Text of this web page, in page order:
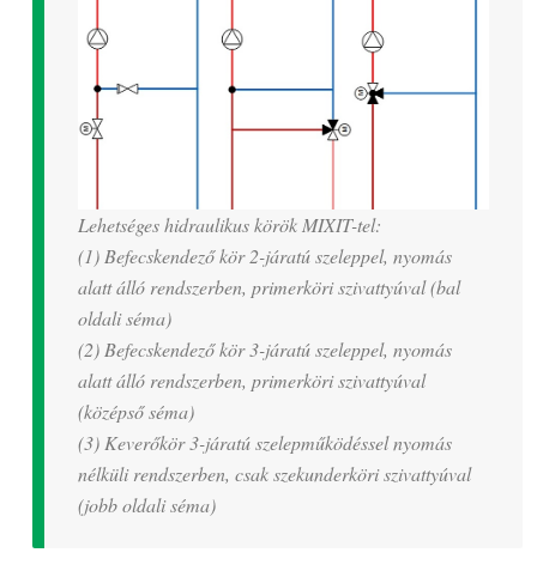
Lehetséges hidraulikus körök MIXIT-tel:
(1) Befecskendező kör 2-járatú szeleppel, nyomás
alatt álló rendszerben, primerköri szivattyúval (bal
oldali séma)
(2) Befecskendező kör 3-járatú szeleppel, nyomás
alatt álló rendszerben, primerköri szivattyúval
(középső séma)
(3) Keverőkör 3-járatú szelepműködéssel nyomás
nélküli rendszerben, csak szekunderköri szivattyúval
(jobb oldali séma)